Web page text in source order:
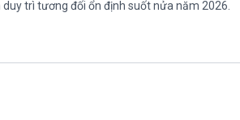
trì tương đối ổn định suốt nửa năm 2026.